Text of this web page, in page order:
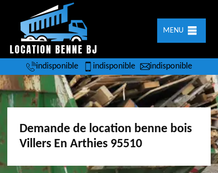
MENU
indisponible indisponible indisponible
Demande de location benne bois
Villers En Arthies 95510